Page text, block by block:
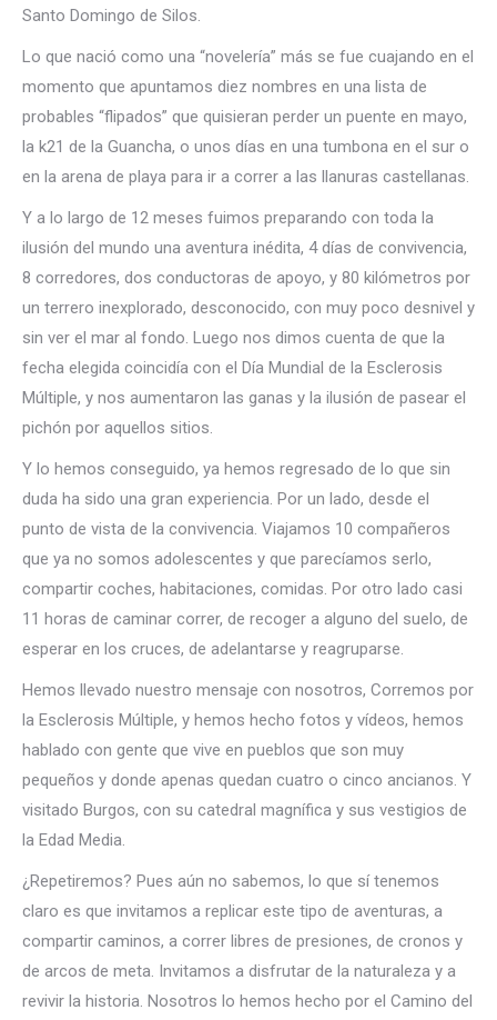
Santo Domingo de Silos.
Lo que nació como una “novelería” más se fue cuajando en el
momento que apuntamos diez nombres en una lista de
probables “flipados” que quisieran perder un puente en mayo,
la k21 de la Guancha, o unos días en una tumbona en el sur o
en la arena de playa para ir a correr a las llanuras castellanas.
Y a lo largo de 12 meses fuimos preparando con toda la
ilusión del mundo una aventura inédita, 4 días de convivencia,
8 corredores, dos conductoras de apoyo, y 80 kilómetros por
un terrero inexplorado, desconocido, con muy poco desnivel y
sin ver el mar al fondo. Luego nos dimos cuenta de que la
fecha elegida coincidía con el Día Mundial de la Esclerosis
Múltiple, y nos aumentaron las ganas y la ilusión de pasear el
pichón por aquellos sitios.
Y lo hemos conseguido, ya hemos regresado de lo que sin
duda ha sido una gran experiencia. Por un lado, desde el
punto de vista de la convivencia. Viajamos 10 compañeros
que ya no somos adolescentes y que parecíamos serlo,
compartir coches, habitaciones, comidas. Por otro lado casi
11 horas de caminar correr, de recoger a alguno del suelo, de
esperar en los cruces, de adelantarse y reagruparse.
Hemos llevado nuestro mensaje con nosotros, Corremos por
la Esclerosis Múltiple, y hemos hecho fotos y vídeos, hemos
hablado con gente que vive en pueblos que son muy
pequeños y donde apenas quedan cuatro o cinco ancianos. Y
visitado Burgos, con su catedral magnífica y sus vestigios de
la Edad Media.
¿Repetiremos? Pues aún no sabemos, lo que sí tenemos
claro es que invitamos a replicar este tipo de aventuras, a
compartir caminos, a correr libres de presiones, de cronos y
de arcos de meta. Invitamos a disfrutar de la naturaleza y a
revivir la historia. Nosotros lo hemos hecho por el Camino del